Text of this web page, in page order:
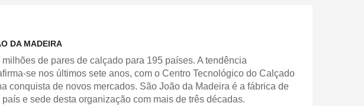
DA MADEIRA
de pares de calçado para 195 países. A tendência
se nos últimos sete anos, com o Centro Tecnológico do Calçado
conquista de novos mercados. São João da Madeira é a fábrica de
país e sede desta organização com mais de três décadas.